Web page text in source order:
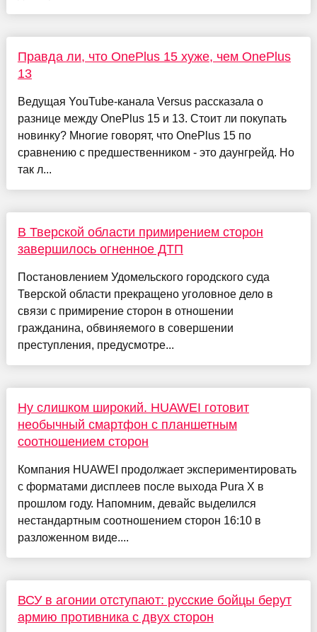
Правда ли, что OnePlus 15 хуже, чем OnePlus
13
Ведущая YouTube-канала Versus рассказала о
разнице между OnePlus 15 и 13. Стоит ли покупать
новинку? Многие говорят, что OnePlus 15 по
сравнению с предшественником - это даунгрейд. Но
так л...
В Тверской области примирением сторон
завершилось огненное ДТП
Постановлением Удомельского городского суда
Тверской области прекращено уголовное дело в
связи с примирение сторон в отношении
гражданина, обвиняемого в совершении
преступления, предусмотре...
Ну слишком широкий. HUAWEI готовит
необычный смартфон с планшетным
соотношением сторон
Компания HUAWEI продолжает экспериментировать
с форматами дисплеев после выхода Pura X в
прошлом году. Напомним, девайс выделился
нестандартным соотношением сторон 16:10 в
разложенном виде....
ВСУ в агонии отступают: русские бойцы берут
армию противника с двух сторон